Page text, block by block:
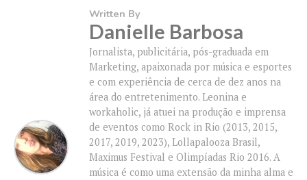
Written By
Danielle Barbosa
Jornalista, publicitária, pós-graduada em
Marketing, apaixonada por música e esportes
e com experiência de cerca de dez anos na
área do entretenimento. Leonina e
workaholic, já atuei na produção e imprensa
de eventos como Rock in Rio (2013, 2015,
2017, 2019, 2023), Lollapalooza Brasil,
Maximus Festival e Olimpíadas Rio 2016. A
música é como uma extensão da minha alma e